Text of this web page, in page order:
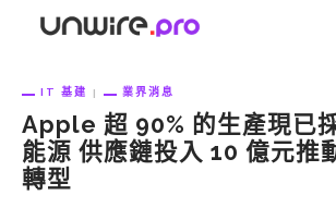
IT 基建 業界消息
Apple 超 90% 的生產現已
能源 供應鏈投入 10 億元推
轉型